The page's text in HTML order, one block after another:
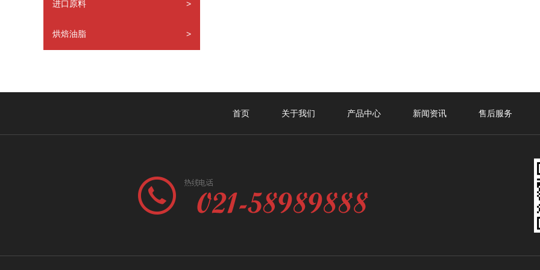
进口原料 >
烘焙油脂 >
首页 关于我们 产品中心 新闻资讯 售后服务